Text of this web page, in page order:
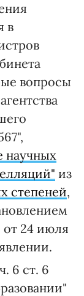
в
вопросы
научных
из
степеней,
24 июля
6 ст. 6